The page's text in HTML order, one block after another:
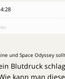
und Space Odyssey
Blutdruck
kann man